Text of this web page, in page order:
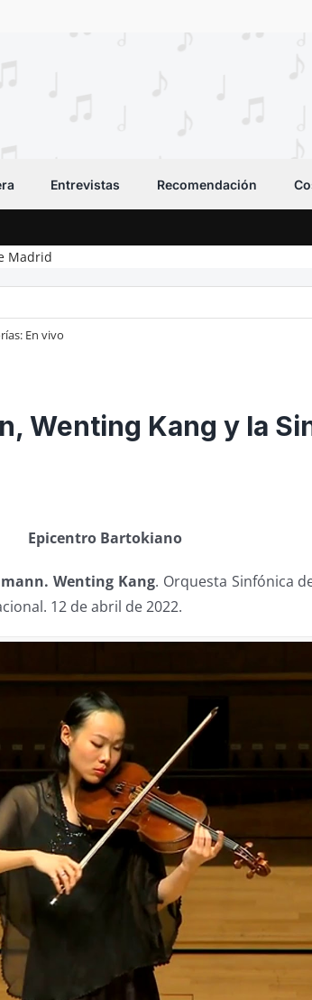
Entrevistas Recomendación
Madrid
En vivo
Wenting Kang y la
Epicentro Bartokiano
Wenting Kang. Orquesta Sinfónica
12 de abril de 2022.